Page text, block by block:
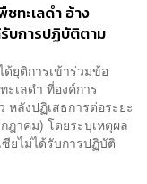
ทะเลดำ อ้าง
รับการปฏิบัติตาม
ยุติการเข้าร่วมข้อ
เลดำ ที่องค์การ
หลังปฏิเสธการต่อระยะ
ฎาคม) โดยระบุเหตุผล
ซียไม่ได้รับการปฏิบัติ